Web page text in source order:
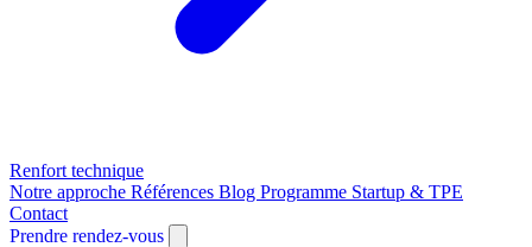
Renfort technique
Notre approche Références Blog Programme Startup & TPE
Contact
Prendre rendez-vous